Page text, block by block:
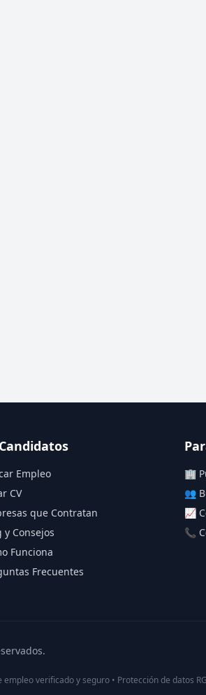
Empleo
CV
que Contratan
y Consejos
Funciona
Frecuentes
🏢
👥
📈
📞
empleo verificado y seguro • Protección de datos